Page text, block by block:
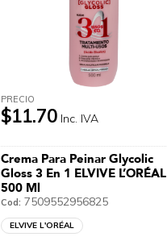
PRECIO
$11.70 Inc. IVA
Crema Para Peinar Glycolic
Gloss 3 En 1 ELVIVE L’ORÉAL
500 Ml
Cod: 7509552956825
ELVIVE L'ORÉAL